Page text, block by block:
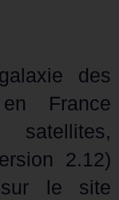
des
France
satellites,
2.12)
sur le site